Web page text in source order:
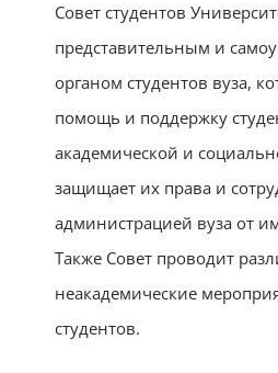
Совет студентов
представительным и
органом студентов вуза,
помощь и поддержку
академической и
защищает их права и
администрацией вуза от
Также Совет проводит
неакадемические
студентов.